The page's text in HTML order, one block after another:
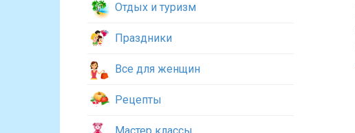
Отдых и туризм
Праздники
Все для женщин
Рецепты